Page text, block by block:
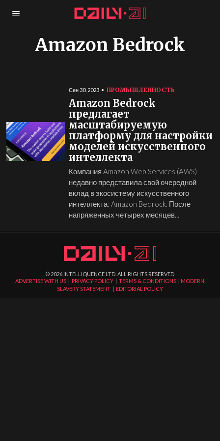
Amazon Bedrock
Сен 30, 2023 ПРОМЫШЛЕННОСТЬ
Amazon Bedrock
предлагает
масштабируемую
платформу для настройки
моделей искусственного
интеллекта
Компания Amazon Web Services (AWS)
недавно представила свой очередной
вклад в экосистему искусственного
интеллекта: Amazon Bedrock. После
напряженных четырех месяцев...
© 2026 INTELLIQUENCE LTD. ALL RIGHTS RESERVED
ADVERTISE WITH US | PRIVACY POLICY |TERMS & CONDITIONS | MODERN
SLAVERY STATEMENT| EDITORIAL POLICY